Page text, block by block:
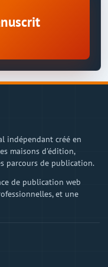
indépendant créé en
maisons d'édition,
parcours de publication.
de publication web
et une